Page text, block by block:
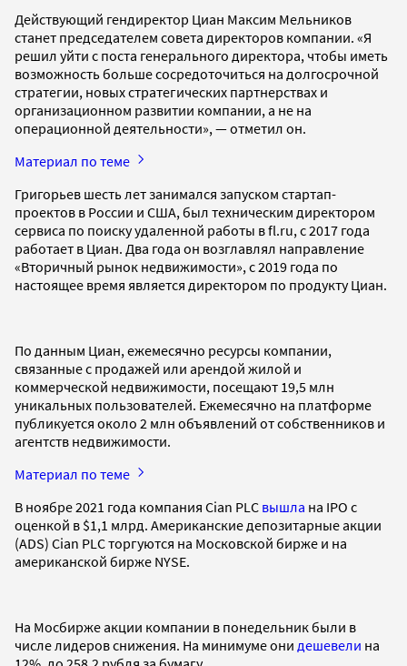
Действующий гендиректор Циан Максим Мельников
станет председателем совета директоров компании. «Я
решил уйти с поста генерального директора, чтобы иметь
возможность больше сосредоточиться на долгосрочной
стратегии, новых стратегических партнерствах и
организационном развитии компании, а не на
операционной деятельности», — отметил он.
Материал по теме
Григорьев шесть лет занимался запуском стартап-
проектов в России и США, был техническим директором
сервиса по поиску удаленной работы в fl.ru, с 2017 года
работает в Циан. Два года он возглавлял направление
«Вторичный рынок недвижимости», с 2019 года по
настоящее время является директором по продукту Циан.
По данным Циан, ежемесячно ресурсы компании,
связанные с продажей или арендой жилой и
коммерческой недвижимости, посещают 19,5 млн
уникальных пользователей. Ежемесячно на платформе
публикуется около 2 млн объявлений от собственников и
агентств недвижимости.
Материал по теме
В ноябре 2021 года компания Cian PLC вышла на IPO c
оценкой в $1,1 млрд. Американские депозитарные акции
(ADS) Cian PLC торгуются на Московской бирже и на
американской бирже NYSE.
На Мосбирже акции компании в понедельник были в
числе лидеров снижения. На минимуме они дешевели на